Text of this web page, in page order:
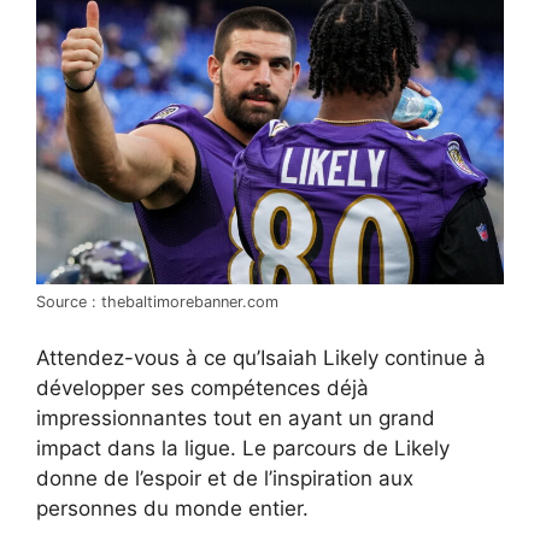
Source : thebaltimorebanner.com
Attendez-vous à ce qu’Isaiah Likely continue à
développer ses compétences déjà
impressionnantes tout en ayant un grand
impact dans la ligue. Le parcours de Likely
donne de l’espoir et de l’inspiration aux
personnes du monde entier.